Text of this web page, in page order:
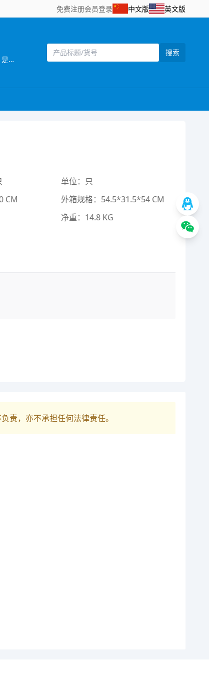
免费注册会员登录 中文版 英文版
[主营]：南力玩具厂，位于全球玩具生产基地之一的澄海，这里地理位置优越，海，陆，空交通便利。 南力玩具厂成立于2004年，是工，贸一体的生产厂家，产品远销欧美、中东地区、并在国内占有一定的市场。 本厂自创办以来便注重管理；注重产品质量；注重产品风格；注重满足用户需求。本厂以开发设计新产品为主，其产品造型独特、新颖、逼真。工厂一直以精美设计、高品质产品为宗旨，重合同、守信用，热忱欢迎海内外广大客户前来洽谈，我们可以根据客户需求定做产品，为客户设符合市场的产品，来样定做等，无论定单大小，我们将以我们优质的服务，优惠的价格，短的时间为您服务。 欢迎海内外客商到我网站浏览、查询、订购；也欢迎到我的样品房直接选购！我们将以好的服务，优的质量，实的价格与你真诚合作
搜索
单位：只
CM
外箱规格：54.5*31.5*54 CM
净重：14.8 KG
责，亦不承担任何法律责任。